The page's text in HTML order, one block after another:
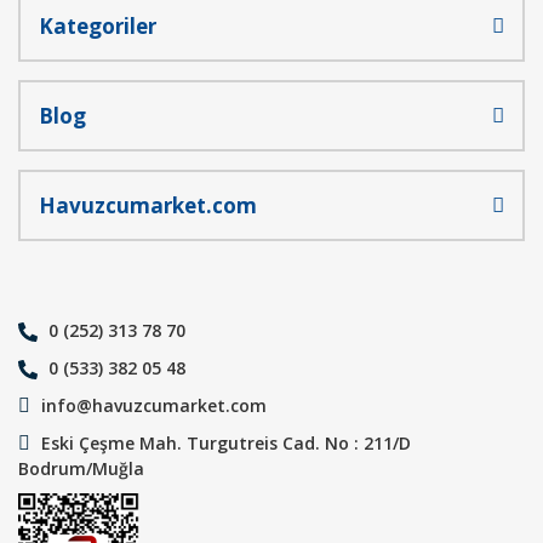
Kategoriler
Blog
Havuzcumarket.com
0 (252) 313 78 70
0 (533) 382 05 48
info@havuzcumarket.com
Eski Çeşme Mah. Turgutreis Cad. No : 211/D
Bodrum/Muğla